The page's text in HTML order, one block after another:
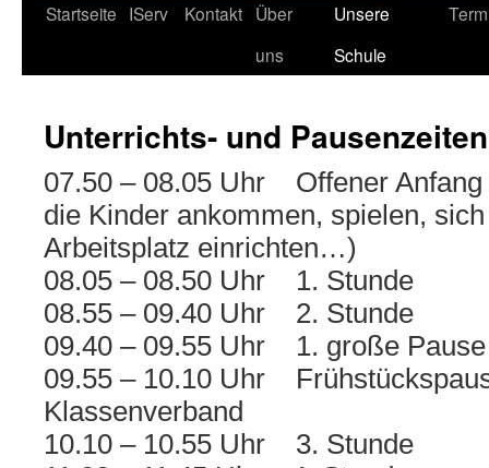
Startseite IServ Kontakt Über
uns
Unsere
Schule
Unterrichts- und Pausenzeiten
07.50 – 08.05 Uhr Offener Anfang
die Kinder ankommen, spielen,
Arbeitsplatz einrichten…)
08.05 – 08.50 Uhr 1. Stunde
08.55 – 09.40 Uhr 2. Stunde
09.40 – 09.55 Uhr 1. große Pause
09.55 – 10.10 Uhr
Klassenverband
10.10 – 10.55 Uhr 3. Stunde